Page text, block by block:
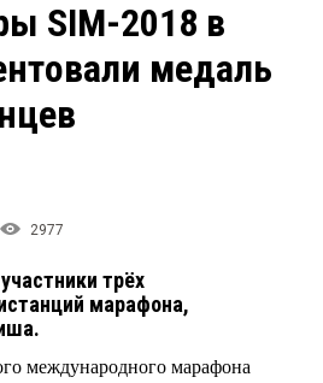
Рейтинги
Блоги
SIM-2018 в
медаль
2977
трёх
марафона,
международного марафона